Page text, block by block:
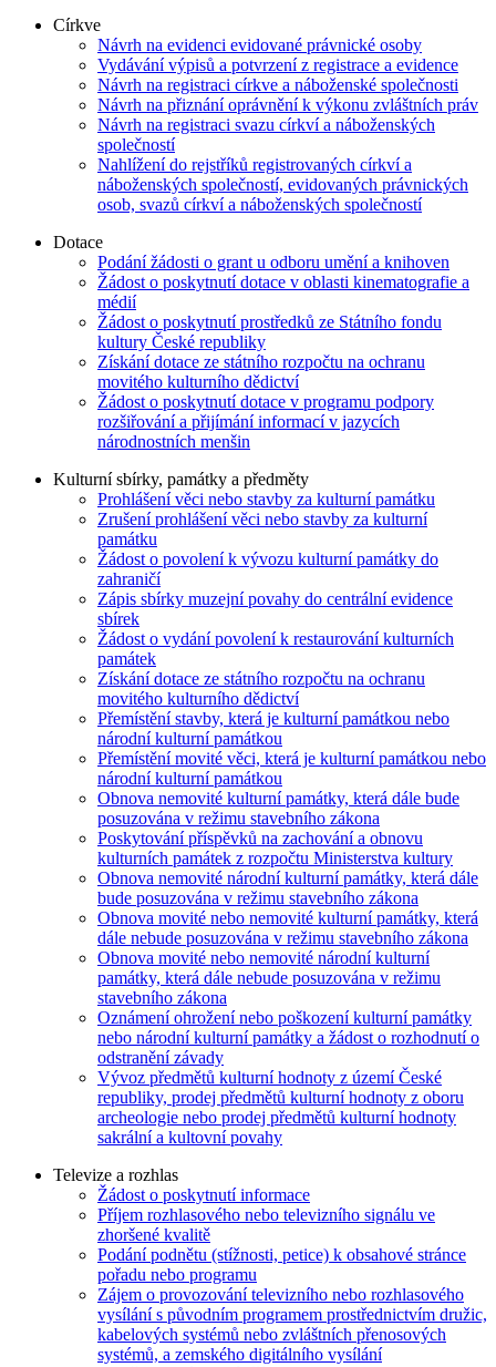
Církve
Návrh na evidenci evidované právnické osoby
Vydávání výpisů a potvrzení z registrace a evidence
Návrh na registraci církve a náboženské společnosti
Návrh na přiznání oprávnění k výkonu zvláštních práv
Návrh na registraci svazu církví a náboženských
společností
Nahlížení do rejstříků registrovaných církví a
náboženských společností, evidovaných právnických
osob, svazů církví a náboženských společností
Dotace
Podání žádosti o grant u odboru umění a knihoven
Žádost o poskytnutí dotace v oblasti kinematografie a
médií
Žádost o poskytnutí prostředků ze Státního fondu
kultury České republiky
Získání dotace ze státního rozpočtu na ochranu
movitého kulturního dědictví
Žádost o poskytnutí dotace v programu podpory
rozšiřování a přijímání informací v jazycích
národnostních menšin
Kulturní sbírky, památky a předměty
Prohlášení věci nebo stavby za kulturní památku
Zrušení prohlášení věci nebo stavby za kulturní
památku
Žádost o povolení k vývozu kulturní památky do
zahraničí
Zápis sbírky muzejní povahy do centrální evidence
sbírek
Žádost o vydání povolení k restaurování kulturních
památek
Získání dotace ze státního rozpočtu na ochranu
movitého kulturního dědictví
Přemístění stavby, která je kulturní památkou nebo
národní kulturní památkou
Přemístění movité věci, která je kulturní památkou nebo
národní kulturní památkou
Obnova nemovité kulturní památky, která dále bude
posuzována v režimu stavebního zákona
Poskytování příspěvků na zachování a obnovu
kulturních památek z rozpočtu Ministerstva kultury
Obnova nemovité národní kulturní památky, která dále
bude posuzována v režimu stavebního zákona
Obnova movité nebo nemovité kulturní památky, která
dále nebude posuzována v režimu stavebního zákona
Obnova movité nebo nemovité národní kulturní
památky, která dále nebude posuzována v režimu
stavebního zákona
Oznámení ohrožení nebo poškození kulturní památky
nebo národní kulturní památky a žádost o rozhodnutí o
odstranění závady
Vývoz předmětů kulturní hodnoty z území České
republiky, prodej předmětů kulturní hodnoty z oboru
archeologie nebo prodej předmětů kulturní hodnoty
sakrální a kultovní povahy
Televize a rozhlas
Žádost o poskytnutí informace
Příjem rozhlasového nebo televizního signálu ve
zhoršené kvalitě
Podání podnětu (stížnosti, petice) k obsahové stránce
pořadu nebo programu
Zájem o provozování televizního nebo rozhlasového
vysílání s původním programem prostřednictvím družic,
kabelových systémů nebo zvláštních přenosových
systémů, a zemského digitálního vysílání